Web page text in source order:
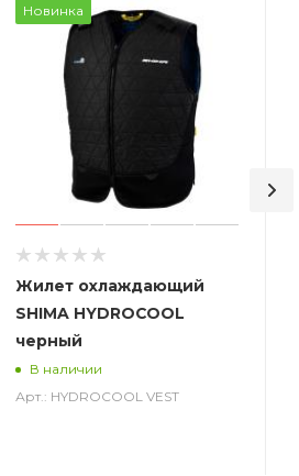
Новинка
Жилет охлаждающий
SHIMA HYDROCOOL
черный
В наличии
Арт.: HYDROCOOL VEST